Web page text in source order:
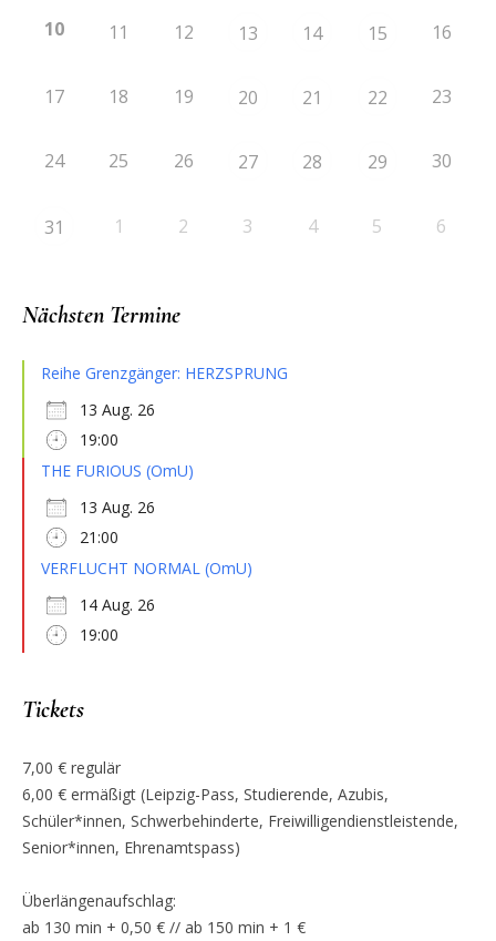
10 11 12 13 14 15 16
17 18 19 20 21 22 23
24 25 26 27 28 29 30
31 1 2 3 4 5 6
Nächsten Termine
Reihe Grenzgänger: HERZSPRUNG
13 Aug. 26
19:00
THE FURIOUS (OmU)
13 Aug. 26
21:00
VERFLUCHT NORMAL (OmU)
14 Aug. 26
19:00
Tickets
7,00 € regulär
6,00 € ermäßigt (Leipzig-Pass, Studierende, Azubis,
Schüler*innen, Schwerbehinderte, Freiwilligendienstleistende,
Senior*innen, Ehrenamtspass)
Überlängenaufschlag:
ab 130 min + 0,50 € // ab 150 min + 1 €